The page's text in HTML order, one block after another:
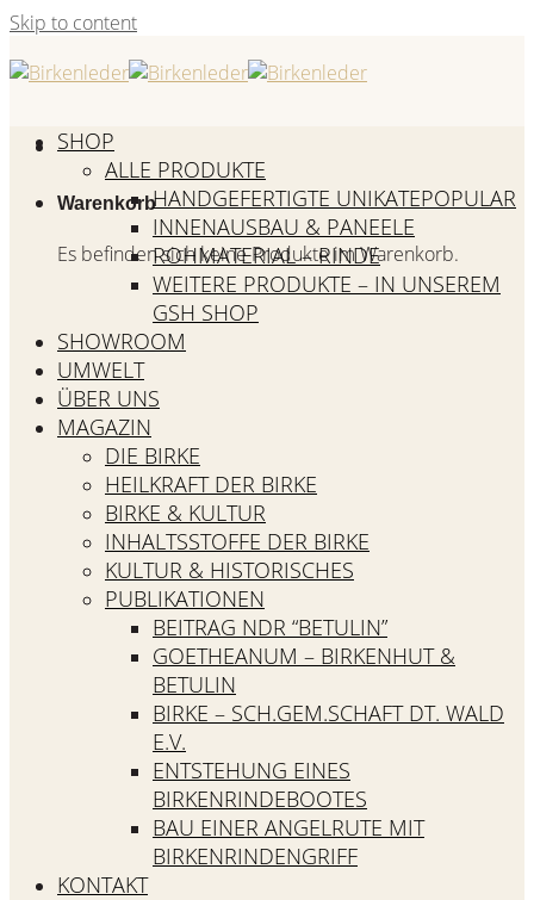
Skip to content
Warenkorb
Es befinden sich keine Produkte im Warenkorb.
SHOP
ALLE PRODUKTE
HANDGEFERTIGTE UNIKATE
INNENAUSBAU & PANEELE
ROHMATERIAL – RINDE
WEITERE PRODUKTE – IN UNSEREM
GSH SHOP
SHOWROOM
UMWELT
ÜBER UNS
MAGAZIN
DIE BIRKE
HEILKRAFT DER BIRKE
BIRKE & KULTUR
INHALTSSTOFFE DER BIRKE
KULTUR & HISTORISCHES
PUBLIKATIONEN
BEITRAG NDR “BETULIN”
GOETHEANUM – BIRKENHUT &
BETULIN
BIRKE – SCH.GEM.SCHAFT DT. WALD
E.V.
ENTSTEHUNG EINES
BIRKENRINDEBOOTES
BAU EINER ANGELRUTE MIT
BIRKENRINDENGRIFF
KONTAKT